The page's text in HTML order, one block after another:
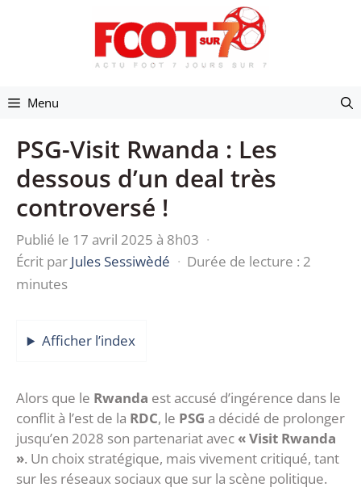
Menu
PSG-Visit Rwanda : Les
dessous d’un deal très
controversé !
Publié le 17 avril 2025 à 8h03 ·
Écrit par Jules Sessiwèdé · Durée de lecture : 2
minutes
Afficher l’index
Alors que le Rwanda est accusé d’ingérence dans le
conflit à l’est de la RDC, le PSG a décidé de prolonger
jusqu’en 2028 son partenariat avec « Visit Rwanda
». Un choix stratégique, mais vivement critiqué, tant
sur les réseaux sociaux que sur la scène politique.